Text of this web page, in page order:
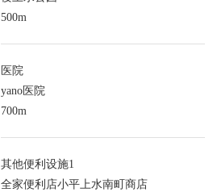
500m
医院
yano医院
700m
其他便利设施1
全家便利店小平上水南町商店